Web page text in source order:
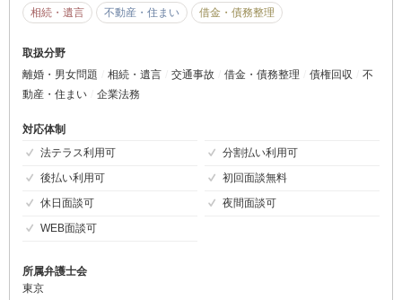
相続・遺言
不動産・住まい 借金・債務整理
取扱分野
離婚・男女問題
相続・遺言 交通事故 借金・債務整理 債権回収
不
動産・住まい
企業法務
対応体制
法テラス利用可
分割払い利用可
後払い利用可
初回面談無料
休日面談可
夜間面談可
WEB面談可
所属弁護士会
東京